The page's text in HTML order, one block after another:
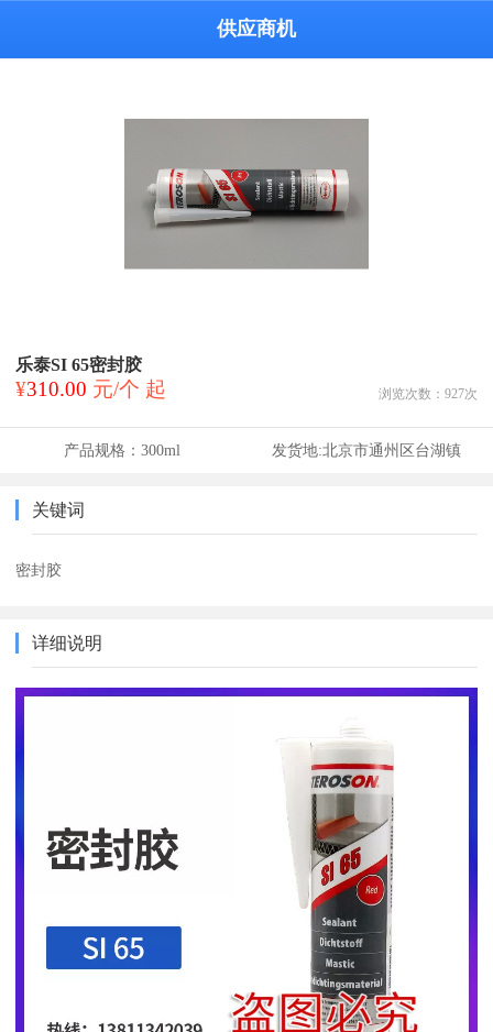
供应商机
乐泰SI 65密封胶
¥310.00 元/个 起 浏览次数： 927次
产品规格： 300ml 发货地:北京市通州区台湖镇
关键词
密封胶
详细说明